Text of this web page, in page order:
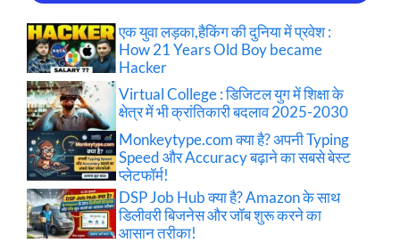
एक युवा लड़का,हैकिंग की दुनिया में प्रवेश :
How 21 Years Old Boy became
Hacker
Virtual College : डिजिटल युग में शिक्षा के
क्षेत्र में भी क्रांतिकारी बदलाव 2025-2030
Monkeytype.com क्या है? अपनी Typing
Speed और Accuracy बढ़ाने का सबसे बेस्ट
प्लेटफॉर्म!
DSP Job Hub क्या है? Amazon के साथ
डिलीवरी बिजनेस और जॉब शुरू करने का
आसान तरीका!